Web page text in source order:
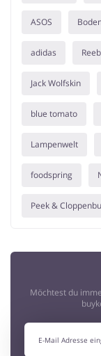
ASOS
adidas
Jack Wolfskin
blue tomato
Lampenwelt
foodspring
Peek &
Möchtest du